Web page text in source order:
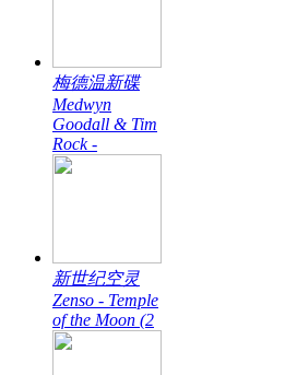
梅德温新碟
Medwyn
Goodall & Tim
Rock -
新世纪空灵
Zenso - Temple
of the Moon (2